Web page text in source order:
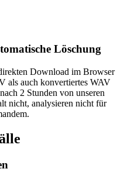
Löschung
Download im Browser
als auch konvertiertes WAV
2 Stunden von unseren
nicht, analysieren nicht für